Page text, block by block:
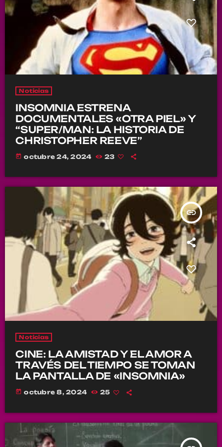
Noticias
INSOMNIA ESTRENA
DOCUMENTALES «OTRA PIEL» Y
“SUPER/MAN: LA HISTORIA DE
CHRISTOPHER REEVE”
today octubre 24, 2024 23
insert_link
Noticias
CINE: LA AMISTAD Y EL AMOR A
TRAVÉS DEL TIEMPO SE TOMAN
LA PANTALLA DE «INSOMNIA»
today octubre 8, 2024 25